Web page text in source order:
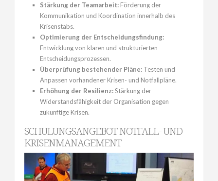
Stärkung der Teamarbeit:Förderung der
Kommunikation und Koordination innerhalb des
Krisenstabs.
Optimierung der Entscheidungsfindung:
Entwicklung von klaren und strukturierten
Entscheidungsprozessen.
Überprüfung bestehender Pläne: Testen und
Anpassen vorhandener Krisen- und Notfallpläne.
Erhöhung der Resilienz:Stärkung der
Widerstandsfähigkeit der Organisation gegen
zukünftige Krisen.
SCHULUNGSANGEBOT NOTFALL- UND
KRISENMANAGEMENT